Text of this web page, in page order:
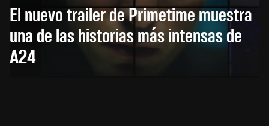
El nuevo trailer de Primetime muestra
una de las historias más intensas de
A24